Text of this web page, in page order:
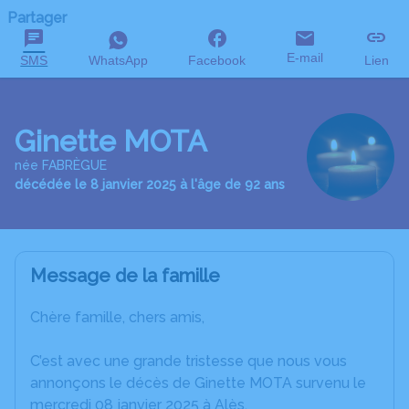
Partager
SMS WhatsApp Facebook E-mail Lien
Ginette MOTA
née FABRÈGUE
décédée le 8 janvier 2025 à l'âge de 92 ans
Message de la famille
Chère famille, chers amis,
C’est avec une grande tristesse que nous vous
annonçons le décès de Ginette MOTA survenu le
mercredi 08 janvier 2025 à Alès.